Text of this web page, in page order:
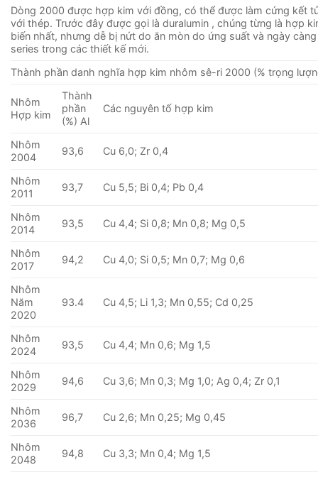
Dòng 2000 được hợp kim với đồng, có thể được làm cứng kết
với thép. Trước đây được gọi là duralumin , chúng từng là hợp
biến nhất, nhưng dễ bị nứt do ăn mòn do ứng suất và ngày
series trong các thiết kế mới.
Thành phần danh nghĩa hợp kim nhôm sê-ri 2000 (% trọng
Nhôm
Hợp kim
Thành
phần
(%) Al
Các nguyên tố hợp kim
Nhôm
2004
93,6 Cu 6,0; Zr 0,4
Nhôm
2011
93,7 Cu 5,5; Bi 0,4; Pb 0,4
Nhôm
2014
93,5 Cu 4,4; Si 0,8; Mn 0,8; Mg 0,5
Nhôm
2017
94,2 Cu 4,0; Si 0,5; Mn 0,7; Mg 0,6
Nhôm
Năm
2020
93.4 Cu 4,5; Li 1,3; Mn 0,55; Cd 0,25
Nhôm
2024
93,5 Cu 4,4; Mn 0,6; Mg 1,5
Nhôm
2029
94,6 Cu 3,6; Mn 0,3; Mg 1,0; Ag 0,4; Zr 0,1
Nhôm
2036
96,7 Cu 2,6; Mn 0,25; Mg 0,45
Nhôm
2048
94,8 Cu 3,3; Mn 0,4; Mg 1,5